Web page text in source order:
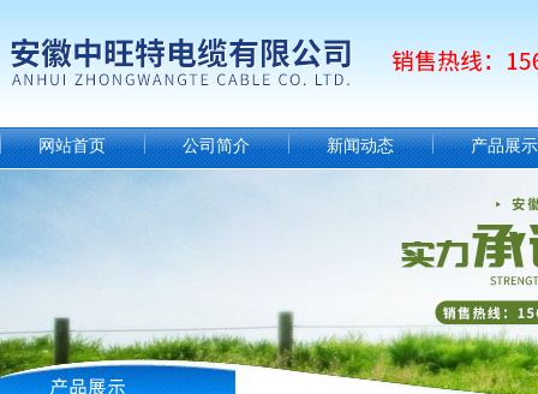
网站首页 公司简介 新闻动态 产品展示